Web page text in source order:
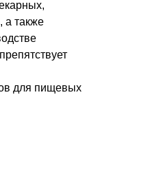
а также
для пищевых